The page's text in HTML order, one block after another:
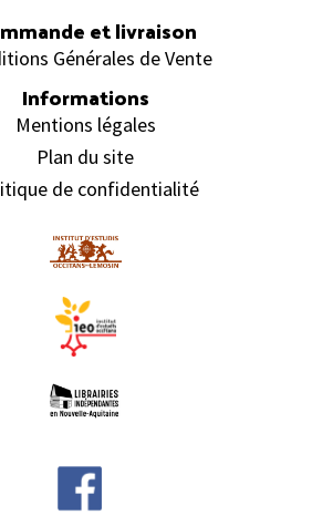
et livraison
Générales de Vente
Informations
Mentions légales
Plan du site
de confidentialité